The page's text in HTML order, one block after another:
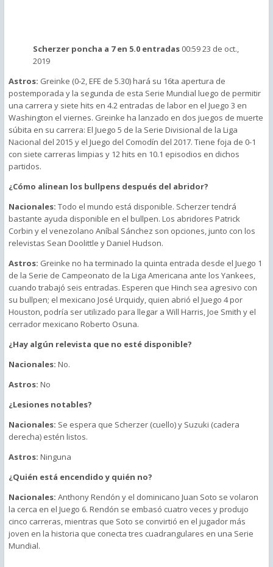
Scherzer poncha a 7 en 5.0 entradas 00:5923 de oct.,
2019
Astros: Greinke (0-2, EFE de 5.30) hará su 16ta apertura de
postemporada y la segunda de esta Serie Mundial luego de permitir
una carrera y siete hits en 4.2 entradas de labor en el Juego 3 en
Washington el viernes. Greinke ha lanzado en dos juegos de muerte
súbita en su carrera: El Juego 5 de la Serie Divisional de la Liga
Nacional del 2015 y el Juego del Comodín del 2017. Tiene foja de 0-1
con siete carreras limpias y 12 hits en 10.1 episodios en dichos
partidos.
¿Cómo alinean los bullpens después del abridor?
Nacionales: Todo el mundo está disponible. Scherzer tendrá
bastante ayuda disponible en el bullpen. Los abridores Patrick
Corbin y el venezolano Aníbal Sánchez son opciones, junto con los
relevistas Sean Doolittle y Daniel Hudson.
Astros: Greinke no ha terminado la quinta entrada desde el Juego 1
de la Serie de Campeonato de la Liga Americana ante los Yankees,
cuando trabajó seis entradas. Esperen que Hinch sea agresivo con
su bullpen; el mexicano José Urquidy, quien abrió el Juego 4 por
Houston, podría ser utilizado para llegar a Will Harris, Joe Smith y el
cerrador mexicano Roberto Osuna.
¿Hay algún relevista que no esté disponible?
Nacionales: No.
Astros: No
¿Lesiones notables?
Nacionales: Se espera que Scherzer (cuello) y Suzuki (cadera
derecha) estén listos.
Astros: Ninguna
¿Quién está encendido y quién no?
Nacionales: Anthony Rendón y el dominicano Juan Soto se volaron
la cerca en el Juego 6. Rendón se embasó cuatro veces y produjo
cinco carreras, mientras que Soto se convirtió en el jugador más
joven en la historia que conecta tres cuadrangulares en una Serie
Mundial.